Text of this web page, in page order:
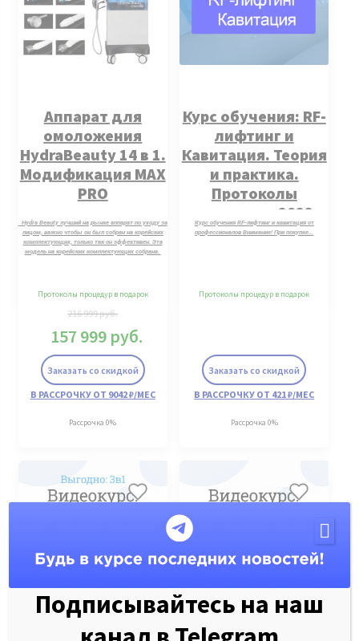
Заказать со скидкой
Аппарат для
омоложения
HydraBeauty 14 в 1.
Модификация MAX
PRO
Hydra Beauty лучший на рынке аппарат по уходу за
лицом, важно чтобы он был собран на корейских
комплектующих, только так он эффективен. Эта
модель на корейских комплектующих собрана.
Протоколы процедур в подарок
216 999руб.
157 999 руб.
В РАССРОЧКУ ОТ 9042 ₽/МЕС
Рассрочка 0%
Заказать со скидкой
Курс обучения: RF-
лифтинг и
Кавитация. Теория
и практика.
Протоколы
процедур за 2022 г.
Курс обучения RF-лифтинг и кавитация от
профессионалов Внимание! При покупке…
Протоколы процедур в подарок
В РАССРОЧКУ ОТ 421 ₽/МЕС
Рассрочка 0%
Подписывайтесь на наш